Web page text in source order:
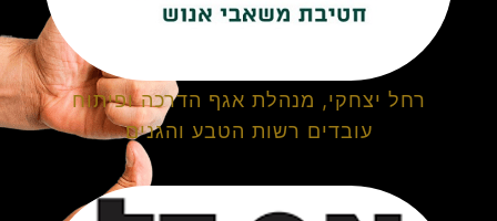
רחל יצחקי, מנהלת אגף הדרכה ופיתוח
עובדים רשות הטבע והגנים